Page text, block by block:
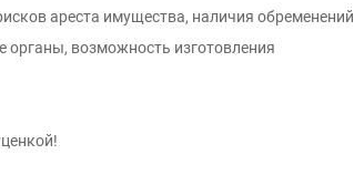
ареста имущества, наличия обременений
органы, возможность изготовления